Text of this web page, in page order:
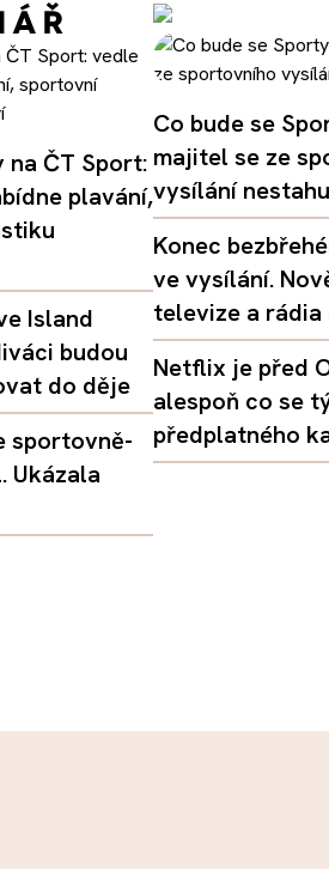
ČT Sport:
plavání,
Island
budou
do děje
sportovně-
Ukázala
Co bude se
majitel se ze
vysílání
Konec
ve vysílání.
televize a
Netflix je před
alespoň co se
předplatného